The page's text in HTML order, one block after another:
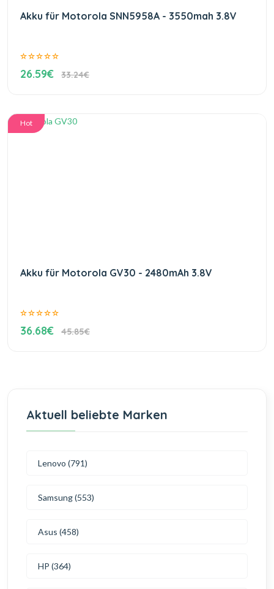
Akku für Motorola SNN5958A - 3550mah 3.8V
26.59€ 33.24€
Hot
Akku für Motorola GV30 - 2480mAh 3.8V
36.68€ 45.85€
Aktuell beliebte Marken
Lenovo (791)
Samsung (553)
Asus (458)
HP (364)